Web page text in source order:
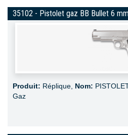
35102 - Pistolet gaz BB Bullet 6
Produit: Réplique, Nom:
Gaz